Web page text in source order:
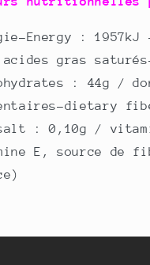
Energy :
acides gras
: 44g /
dietary
: 0,10g /
E, source de